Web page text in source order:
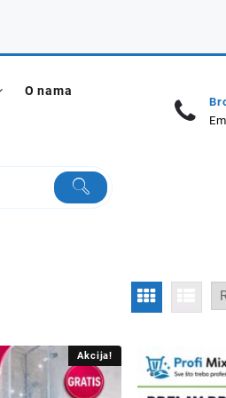
O nama
Akcija!